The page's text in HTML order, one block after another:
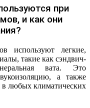
при
и как они
используют легкие,
такие как сэндвич-
вата. Это
а также
любых климатических